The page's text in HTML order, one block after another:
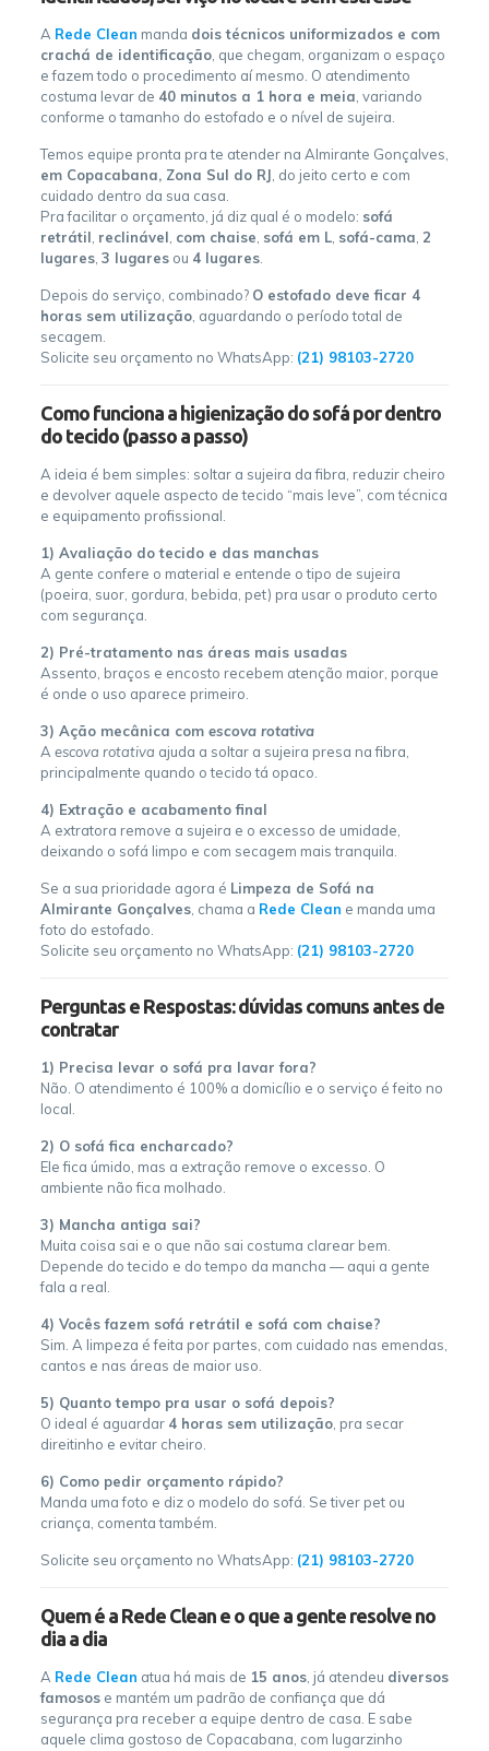
A Rede Clean manda dois técnicos uniformizados e com
crachá de identificação, que chegam, organizam o espaço
e fazem todo o procedimento aí mesmo. O atendimento
costuma levar de 40 minutos a 1 hora e meia , variando
conforme o tamanho do estofado e o nível de sujeira.
Temos equipe pronta pra te atender na Almirante Gonçalves,
em Copacabana, Zona Sul do RJ , do jeito certo e com
cuidado dentro da sua casa.
Pra facilitar o orçamento, já diz qual é o modelo: sofá
retrátil reclinável com chaise sofá em L, sofá-cama 2
lugares, 3 lugaresou 4 lugares.
Depois do serviço, combinado? O estofado deve ficar 4
horas sem utilização, aguardando o período total de
secagem.
Solicite seu orçamento no WhatsApp: (21) 98103-2720
Como funciona a higienização do sofá por dentro
do tecido (passo a passo)
A ideia é bem simples: soltar a sujeira da fibra, reduzir cheiro
e devolver aquele aspecto de tecido “mais leve”, com técnica
e equipamento profissional.
1) Avaliação do tecido e das manchas
A gente confere o material e entende o tipo de sujeira
(poeira, suor, gordura, bebida, pet) pra usar o produto certo
com segurança.
2) Pré-tratamento nas áreas mais usadas
Assento, braços e encosto recebem atenção maior, porque
é onde o uso aparece primeiro.
3) Ação mecânica com escova rotativa
A escova rotativa ajuda a soltar a sujeira presa na fibra,
principalmente quando o tecido tá opaco.
4) Extração e acabamento final
A extratora remove a sujeira e o excesso de umidade,
deixando o sofá limpo e com secagem mais tranquila.
Se a sua prioridade agora é Limpeza de Sofá na
Almirante Gonçalves, chama a Rede Clean e manda uma
foto do estofado.
Solicite seu orçamento no WhatsApp: (21) 98103-2720
Perguntas e Respostas: dúvidas comuns antes de
contratar
1) Precisa levar o sofá pra lavar fora?
Não. O atendimento é 100% a domicílio e o serviço é feito no
local.
2) O sofá fica encharcado?
Ele fica úmido, mas a extração remove o excesso. O
ambiente não fica molhado.
3) Mancha antiga sai?
Muita coisa sai e o que não sai costuma clarear bem.
Depende do tecido e do tempo da mancha — aqui a gente
fala a real.
4) Vocês fazem sofá retrátil e sofá com chaise?
Sim. A limpeza é feita por partes, com cuidado nas emendas,
cantos e nas áreas de maior uso.
5) Quanto tempo pra usar o sofá depois?
O ideal é aguardar 4 horas sem utilização, pra secar
direitinho e evitar cheiro.
6) Como pedir orçamento rápido?
Manda uma foto e diz o modelo do sofá. Se tiver pet ou
criança, comenta também.
Solicite seu orçamento no WhatsApp: (21) 98103-2720
Quem é a Rede Clean e o que a gente resolve no
dia a dia
A Rede Clean atua há mais de 15 anos, já atendeu diversos
famosose mantém um padrão de confiança que dá
segurança pra receber a equipe dentro de casa. E sabe
aquele clima gostoso de Copacabana, com lugarzinho